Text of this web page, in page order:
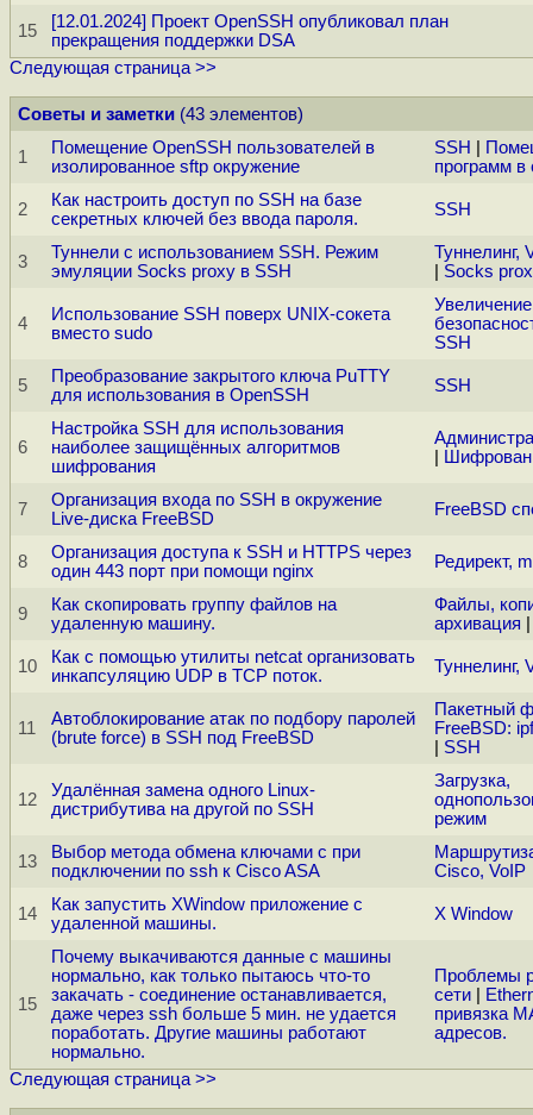
15
[12.01.2024] Проект OpenSSH опубликовал план
прекращения поддержки DSA
Следующая страница >>
Советы и заметки (43 элементов)
1
Помещение OpenSSH пользователей в
изолированное sftp окружение
SSH
программ в
2
Как настроить доступ по SSH на базе
секретных ключей без ввода пароля.
SSH
3
Туннели с использованием SSH. Режим
эмуляции Socks proxy в SSH
Туннелинг,
Socks
4
Использование SSH поверх UNIX-сокета
вместо sudo
Увеличение
SSH
5
Преобразование закрытого ключа PuTTY
для использования в OpenSSH
SSH
6
Настройка SSH для использования
наиболее защищённых алгоритмов
шифрования
7
Организация входа по SSH в окружение
Live-диска FreeBSD
FreeBSD
8
Организация доступа к SSH и HTTPS через
один 443 порт при помощи nginx
Редирект,
9
Как скопировать группу файлов на
удаленную машину.
Файлы,
архивация
10
Как с помощью утилиты netcat организовать
инкапсуляцию UDP в TCP поток.
Туннелинг,
11
Автоблокирование атак по подбору паролей
(brute force) в SSH под FreeBSD
Пакетный
FreeBSD:
SSH
12
Удалённая замена одного Linux-
дистрибутива на другой по SSH
Загрузка,
режим
13
Выбор метода обмена ключами с при
подключении по ssh к Cisco ASA
Cisco, VoIP
14
Как запустить XWindow приложение с
удаленной машины.
X Window
15
Почему выкачиваются данные с машины
нормально, как только пытаюсь что-то
закачать - соединение останавливается,
даже через ssh больше 5 мин. не удается
поработать. Другие машины работают
нормально.
Проблемы
сети
привязка
адресов.
Следующая страница >>